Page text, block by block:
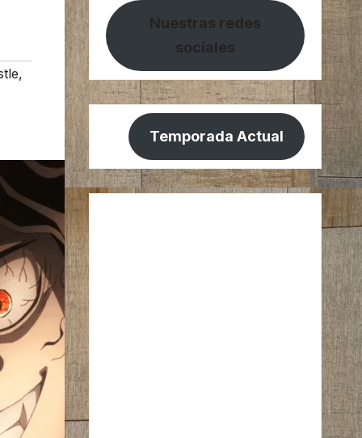
,
Nuestras redes
sociales
Temporada Actual